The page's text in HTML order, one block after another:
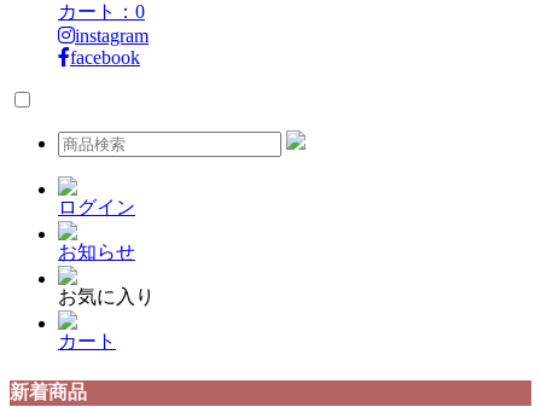
カート： 0
instagram
facebook
ログイン
お知らせ
お気に入り
カート
新着商品